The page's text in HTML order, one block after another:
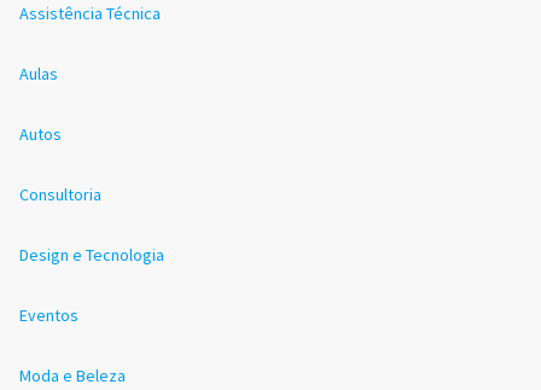
Assistência Técnica
Aulas
Autos
Consultoria
Design e Tecnologia
Eventos
Moda e Beleza